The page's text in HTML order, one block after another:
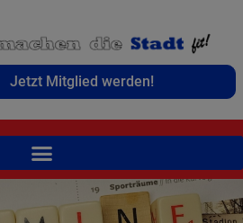
Jetzt Mitglied werden!